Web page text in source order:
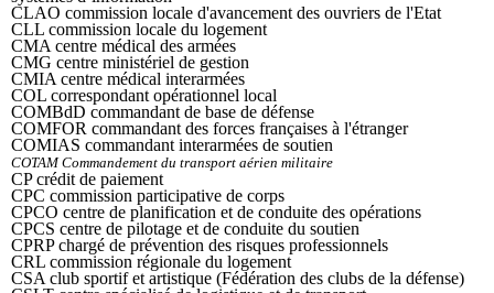
CLAO commission locale d'avancement des ouvriers de l'Etat
CLL commission locale du logement
CMA centre médical des armées
CMG centre ministériel de gestion
CMIA centre médical interarmées
COL correspondant opérationnel local
COMBdD commandant de base de défense
COMFOR commandant des forces françaises à l'étranger
COMIAS commandant interarmées de soutien
COTAM Commandement du transport aérien militaire
CP crédit de paiement
CPC commission participative de corps
CPCO centre de planification et de conduite des opérations
CPCS centre de pilotage et de conduite du soutien
CPRP chargé de prévention des risques professionnels
CRL commission régionale du logement
CSA club sportif et artistique (Fédération des clubs de la défense)